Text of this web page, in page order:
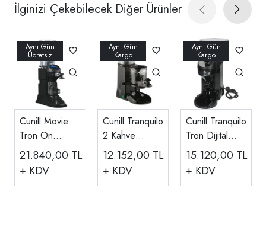
İlginizi Çekebilecek Diğer Ürünler
Cunill Movie
Tron On
Demand
Otomatik
Kahve
21.840,00 TL
+ KDV
Cunill Tranquilo
2 Kahve
Değirmeni
12.152,00 TL
+ KDV
Cunill Tranquilo
Tron Dijital
Kahve
Değirmeni
15.120,00 TL
+ KDV